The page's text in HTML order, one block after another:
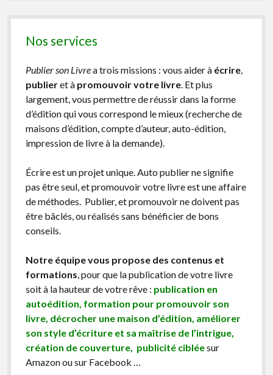
Nos services
Publier son Livrea trois missions : vous aider à écrire
publieret à promouvoir votre livre . Et plus
largement, vous permettre de réussir dans la forme
d’édition qui vous correspond le mieux (recherche de
maisons d’édition, compte d’auteur, auto-édition,
impression de livre à la demande).
Écrire est un projet unique. Auto publier ne signifie
pas être seul, et promouvoir votre livre est une affaire
de méthodes. Publier, et promouvoir ne doivent pas
être bâclés, ou réalisés sans bénéficier de bons
conseils.
Notre équipe vous propose des contenus et
formations , pour que la publication de votre livre
soit à la hauteur de votre rêve : publication en
autoédition, formation pour promouvoir son
livre, décrocher une maison d’édition, améliorer
son style d’écriture et sa maîtrise de l’intrigue,
création de couverture, publicité cibléesur
Amazon ou sur Facebook …